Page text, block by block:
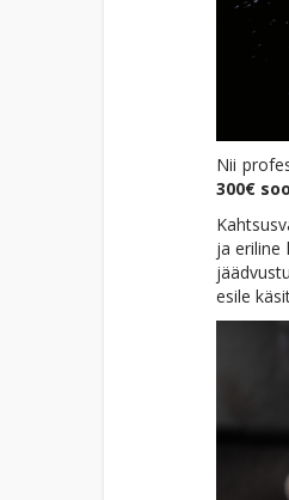
Nii
300€
ja eriline
esile